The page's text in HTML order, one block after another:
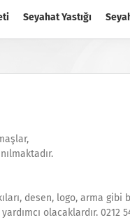
Seyahat Yastığı
desen, logo, arma
olacaklardır. 0212